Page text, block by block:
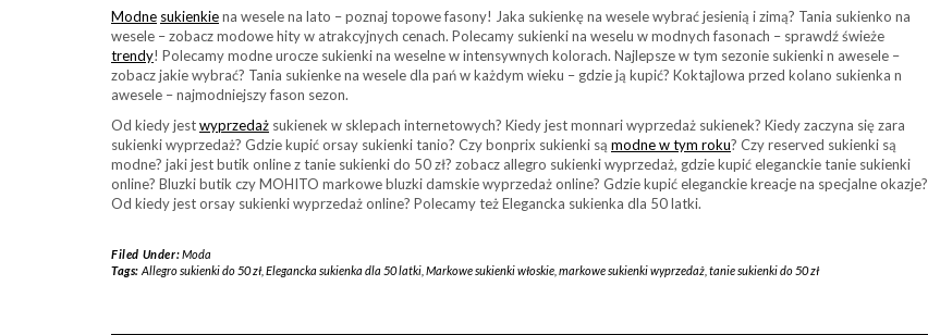
Modne sukienkiena wesele na lato – poznaj topowe fasony! Jaka sukienkę na wesele wybrać jesienią i zimą? Tania sukienko na
wesele – zobacz modowe hity w atrakcyjnych cenach. Polecamy sukienki na weselu w modnych fasonach – sprawdź świeże
trendy! Polecamy modne urocze sukienki na weselne w intensywnych kolorach. Najlepsze w tym sezonie sukienki n awesele –
zobacz jakie wybrać? Tania sukienke na wesele dla pań w każdym wieku – gdzie ją kupić? Koktajlowa przed kolano sukienka n
awesele – najmodniejszy fason sezon.
Od kiedy jestwyprzedaż sukienek w sklepach internetowych? Kiedy jest monnari wyprzedaż sukienek? Kiedy zaczyna się zara
sukienki wyprzedaż? Gdzie kupić orsay sukienki tanio? Czy bonprix sukienki są modne w tym roku? Czy reserved sukienki są
modne? jaki jest butik online z tanie sukienki do 50 zł? zobacz allegro sukienki wyprzedaż, gdzie kupić eleganckie tanie sukienki
online? Bluzki butik czy MOHITO markowe bluzki damskie wyprzedaż online? Gdzie kupić eleganckie kreacje na specjalne okazje?
Od kiedy jest orsay sukienki wyprzedaż online? Polecamy też Elegancka sukienka dla 50 latki.
Filed Under:Moda
Tags: Allegro sukienki do 50 zł, Elegancka sukienka dla 50 latki, Markowe sukienki włoskie, markowe sukienki wyprzedaż, tanie sukienki do 50 zł